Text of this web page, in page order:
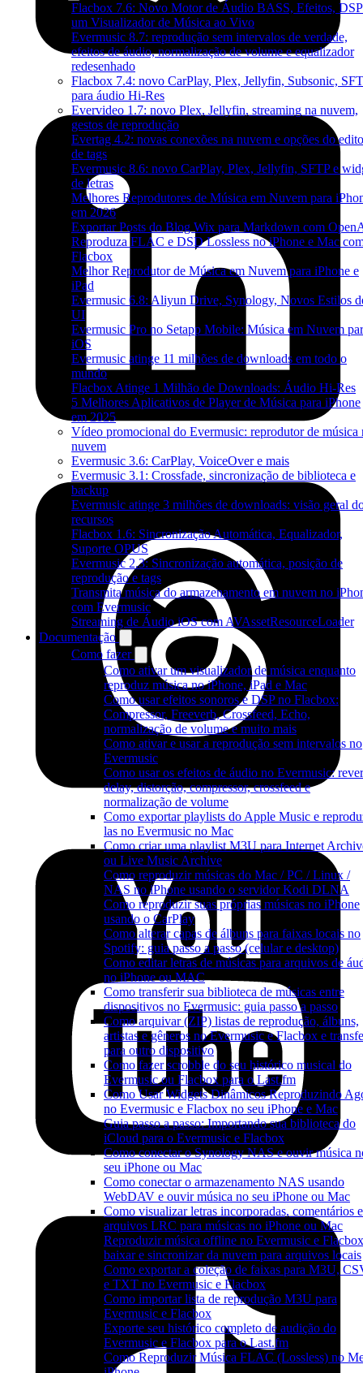
Flacbox 7.6: Novo Motor de Áudio BASS, Efeitos,
um Visualizador de Música ao Vivo
Evermusic 8.7: reprodução sem intervalos de verdade,
efeitos de áudio, normalização de volume e equalizador
redesenhado
Flacbox 7.4: novo CarPlay, Plex, Jellyfin, Subsonic,
para áudio Hi-Res
Evervideo 1.7: novo Plex, Jellyfin, streaming na nuvem,
gestos de reprodução
Evertag 4.2: novas conexões na nuvem e opções do
de tags
Evermusic 8.6: novo CarPlay, Plex, Jellyfin, SFTP e
de letras
Melhores Reprodutores de Música em Nuvem para
em 2026
Exportar Posts do Blog Wix para Markdown com
Reproduza FLAC e DSD Lossless no iPhone e Mac
Flacbox
Melhor Reprodutor de Música em Nuvem para iPhone e
iPad
Evermusic 6.8: Aliyun Drive, Synology, Novos Estilos
UI
Evermusic Pro no Setapp Mobile: Música em Nuvem
iOS
Evermusic atinge 11 milhões de downloads em todo o
mundo
Flacbox Atinge 1 Milhão de Downloads: Áudio Hi-Res
5 Melhores Aplicativos de Player de Música para iPhone
em 2025
Vídeo promocional do Evermusic: reprodutor de música
nuvem
Evermusic 3.6: CarPlay, VoiceOver e mais
Evermusic 3.1: Crossfade, sincronização de biblioteca e
backup
Evermusic atinge 3 milhões de downloads: visão geral
recursos
Flacbox 1.6: Sincronização Automática, Equalizador,
Suporte OPUS
Evermusic 2.3: Sincronização automática, posição de
reprodução e tags
Transmita música do armazenamento em nuvem no
com Evermusic
Streaming de Áudio iOS com AVAssetResourceLoader
Documentação
Como fazer
Como ativar um visualizador de música enquanto
reproduz música no iPhone, iPad e Mac
Como usar efeitos sonoros e DSP no Flacbox:
Compressor, Freeverb, Crossfeed, Echo,
normalização de volume e muito mais
Como ativar e usar a reprodução sem intervalos no
Evermusic
Como usar os efeitos de áudio no Evermusic:
delay, distorção, compressor, crossfeed e
normalização de volume
Como exportar playlists do Apple Music e
las no Evermusic no Mac
Como criar uma playlist M3U para Internet
ou Live Music Archive
Como reproduzir músicas do Mac / PC / Linux /
NAS no iPhone usando o servidor Kodi DLNA
Como reproduzir suas próprias músicas no iPhone
usando o CarPlay
Como alterar capas de álbuns para faixas locais no
Spotify: guia passo a passo (celular e desktop)
Como editar letras de músicas para arquivos de
no iPhone ou MAC
Como transferir sua biblioteca de músicas entre
dispositivos no Evermusic: guia passo a passo
Como arquivar (ZIP) listas de reprodução, álbuns,
artistas e gêneros no Evermusic e Flacbox e
para outro dispositivo
Como fazer scrobble do seu histórico musical do
Evermusic ou Flacbox para o Last.fm
Como Usar Widgets Dinâmicos Reproduzindo
no Evermusic e Flacbox no seu iPhone e Mac
Guia passo a passo: Importando sua biblioteca do
iCloud para o Evermusic e Flacbox
Como conectar o Synology NAS e ouvir música
seu iPhone ou Mac
Como conectar o armazenamento NAS usando
WebDAV e ouvir música no seu iPhone ou Mac
Como visualizar letras incorporadas, comentários e
arquivos LRC para músicas no iPhone ou Mac
Reproduzir música offline no Evermusic e
baixar e sincronizar da nuvem para arquivos locais
Como exportar a coleção de faixas para M3U,
e TXT no Evermusic e Flacbox
Como importar lista de reprodução M3U para
Evermusic e Flacbox
Exporte seu histórico completo de audição do
Evermusic e Flacbox para o Last.fm
Como Reproduzir Música FLAC (Lossless) no